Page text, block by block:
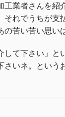
工業者さんを
れでうちが
苦い苦い思い
して下さい」
いネ。という